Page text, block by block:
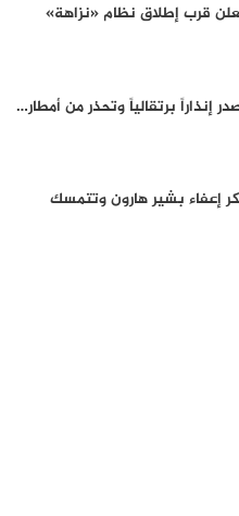
قرب إطلاق نظام «نزاهة»
إنذاراً برتقالياً وتحذر من أمطار…
إعفاء بشير هارون وتتمسك